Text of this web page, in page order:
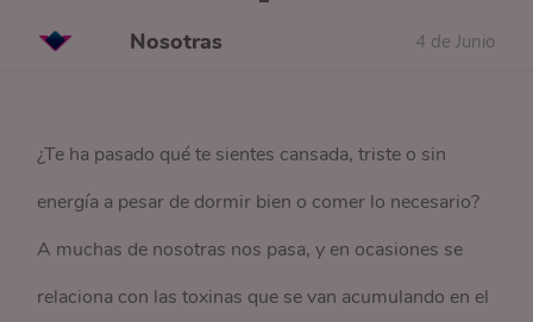
Nosotras 4 de Junio
¿Te ha pasado qué te sientes cansada, triste o sin
energía a pesar de dormir bien o comer lo necesario?
A muchas de nosotras nos pasa, y en ocasiones se
relaciona con las toxinas que se van acumulando en el